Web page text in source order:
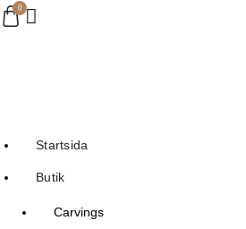
0
Startsida
Butik
Carvings